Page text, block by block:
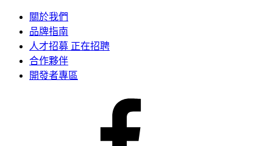
關於我們
品牌指南
人才招募 正在招聘
合作夥伴
開發者專區